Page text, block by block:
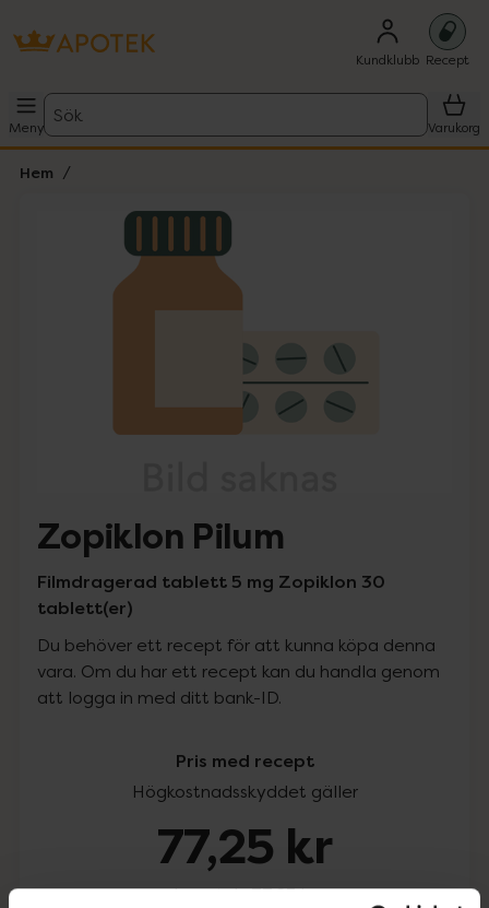
Kundklubb Recept
Meny
Sök
Varukorg
Hem
Lista: . Innehåller 1 objekt.
Zopiklon Pilum
Filmdragerad tablett 5 mg Zopiklon 30
tablett(er)
Du behöver ett recept för att kunna köpa denna
vara. Om du har ett recept kan du handla genom
att logga in med ditt bank-ID.
Pris med recept
Högkostnadsskyddet gäller
77,25 kr
I apotek:77,25 kr